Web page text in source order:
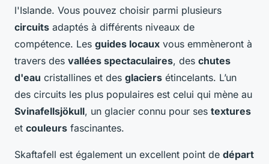
l'Islande. Vous pouvez choisir parmi plusieurs
circuits adaptés à différents niveaux de
compétence. Les guides locaux vous emmèneront à
travers des vallées spectaculaires, des chutes
d'eau cristallines et des glaciers étincelants. L’un
des circuits les plus populaires est celui qui mène au
Svinafellsjökull, un glacier connu pour ses textures
et couleurs fascinantes.
Skaftafell est également un excellent point de départ